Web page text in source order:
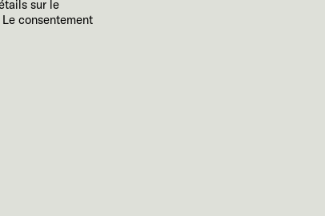
sur le
Le consentement